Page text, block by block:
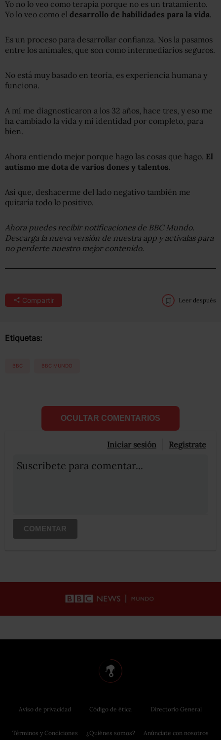
Yo no lo veo como terapia porque no es un tratamiento.
Yo lo veo como el desarrollo de habilidades para la vida.
Es un proceso para desarrollar confianza. Nos la pasamos
entre los animales, que son como intermediarios seguros.
No está muy basado en teoría, es experiencia humana y
funciona.
A mí me diagnosticaron a los 32 años, hace tres, y eso me
ha cambiado la vida y mi identidad por completo, para
bien.
Ahora entiendo mejor porque hago las cosas que hago. El
autismo me dota de varios dones y talentos.
Así que, deshacerme del lado negativo también me
quitaría todo lo positivo.
Ahora puedes recibir notificaciones de BBC Mundo.
Descarga la nueva versión de nuestra app y actívalas para
no perderte nuestro mejor contenido.
Compartir Leer después
Etiquetas:
BBC BBC MUNDO
OCULTAR COMENTARIOS
Iniciar sesión Registrate
Suscribete para comentar...
COMENTAR
Aviso de privacidad
Términos y Condiciones
Código de ética
¿Quiénes somos?
Directorio General
Anúnciate con nosotros